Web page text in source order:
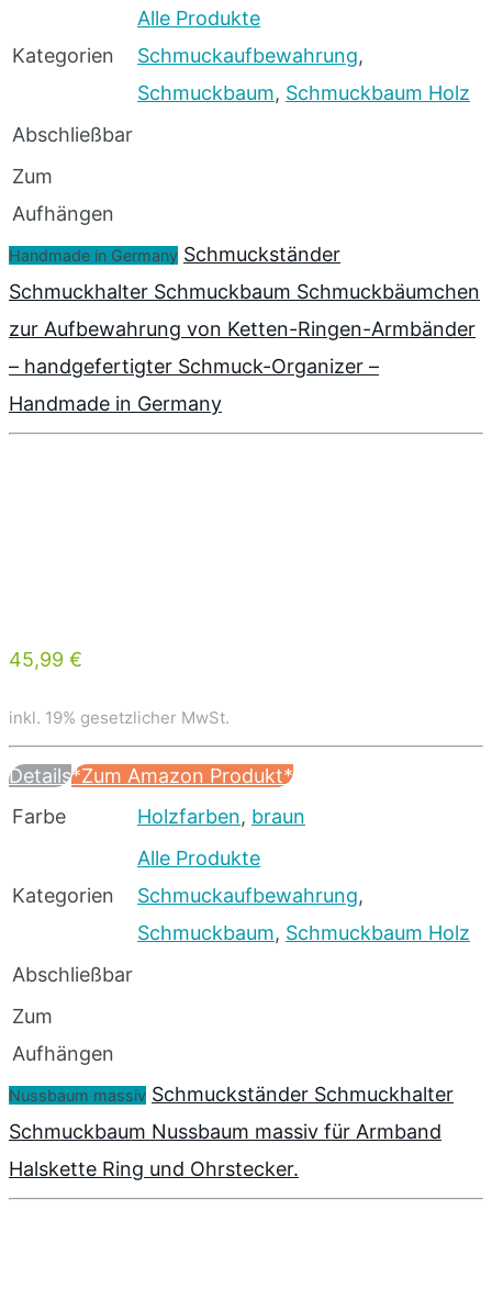
Kategorien
Alle Produkte
Schmuckaufbewahrung,
Schmuckbaum, Schmuckbaum Holz
Abschließbar
Zum
Aufhängen
Handmade in Germany Schmuckständer
Schmuckhalter Schmuckbaum Schmuckbäumchen
zur Aufbewahrung von Ketten-Ringen-Armbänder
– handgefertigter Schmuck-Organizer –
Handmade in Germany
45,99 €
inkl. 19% gesetzlicher MwSt.
Details*Zum Amazon Produkt*
Farbe
Holzfarben, braun
Kategorien
Alle Produkte
Schmuckaufbewahrung,
Schmuckbaum, Schmuckbaum Holz
Abschließbar
Zum
Aufhängen
Nussbaum massiv Schmuckständer Schmuckhalter
Schmuckbaum Nussbaum massiv für Armband
Halskette Ring und Ohrstecker.